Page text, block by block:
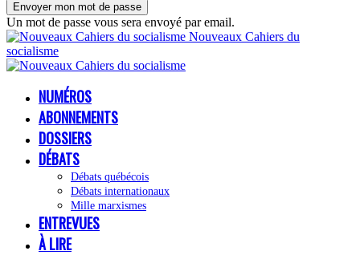
Un mot de passe vous sera envoyé par email.
Nouveaux Cahiers du
socialisme
NUMÉROS
ABONNEMENTS
DOSSIERS
DÉBATS
Débats québécois
Débats internationaux
Mille marxismes
ENTREVUES
À LIRE